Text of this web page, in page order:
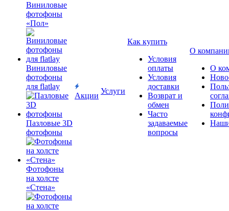
Виниловые
фотофоны
«Пол»
Виниловые
фотофоны
для flatlay
Пазловые 3D
фотофоны
Фотофоны
на холсте
«Стена»
Акции
Услуги
Как купить
Условия
оплаты
Условия
доставки
Возврат и
обмен
Часто
задаваемые
вопросы
О
О